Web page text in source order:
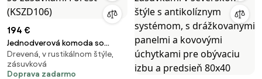
194 €
Jednodverová komoda so
zásuvkami Forest (KSZD106)
Drevená, v rustikálnom štýle,
zásuvková
Doprava zadarmo